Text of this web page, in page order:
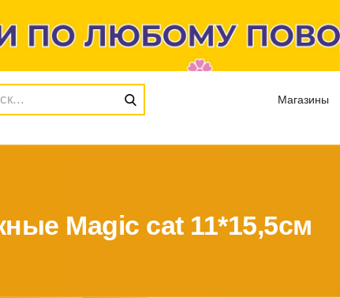
Магазины
Magic cat 11*15,5см